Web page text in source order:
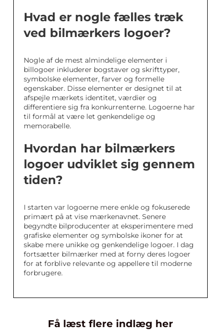
Hvad er nogle fælles træk
ved bilmærkers logoer?
Nogle af de mest almindelige elementer i
billogoer inkluderer bogstaver og skrifttyper,
symbolske elementer, farver og formelle
egenskaber. Disse elementer er designet til at
afspejle mærkets identitet, værdier og
differentiere sig fra konkurrenterne. Logoerne har
til formål at være let genkendelige og
memorabelle.
Hvordan har bilmærkers
logoer udviklet sig gennem
tiden?
I starten var logoerne mere enkle og fokuserede
primært på at vise mærkenavnet. Senere
begyndte bilproducenter at eksperimentere med
grafiske elementer og symbolske ikoner for at
skabe mere unikke og genkendelige logoer. I dag
fortsætter bilmærker med at forny deres logoer
for at forblive relevante og appellere til moderne
forbrugere.
Få læst flere indlæg her